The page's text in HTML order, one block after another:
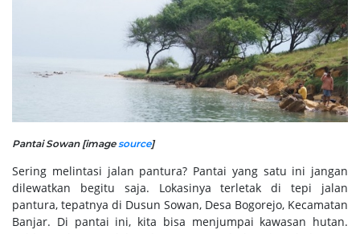
Pantai Sowan [imagesource]
Sering melintasi jalan pantura? Pantai yang satu ini jangan
dilewatkan begitu saja. Lokasinya terletak di tepi jalan
pantura, tepatnya di Dusun Sowan, Desa Bogorejo, Kecamatan
Banjar. Di pantai ini, kita bisa menjumpai kawasan hutan.